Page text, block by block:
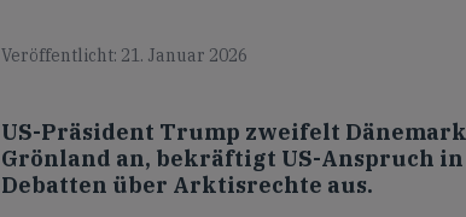
Veröffentlicht: 21. Januar 2026
US-Präsident Trump zweifelt
Grönland an, bekräftigt US-Anspruch in
Debatten über Arktisrechte aus.